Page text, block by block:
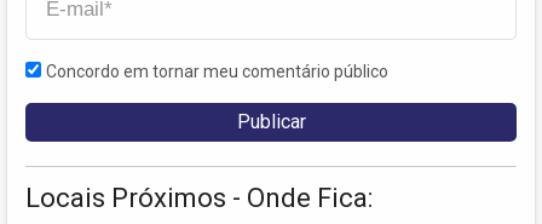
Concordo em tornar meu comentário público
Locais Próximos - Onde Fica: